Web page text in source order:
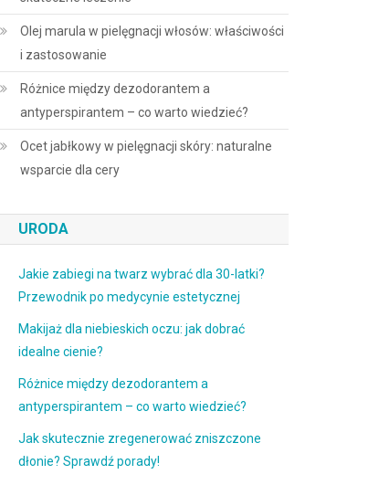
Olej marula w pielęgnacji włosów: właściwości
i zastosowanie
Różnice między dezodorantem a
antyperspirantem – co warto wiedzieć?
Ocet jabłkowy w pielęgnacji skóry: naturalne
wsparcie dla cery
URODA
Jakie zabiegi na twarz wybrać dla 30-latki?
Przewodnik po medycynie estetycznej
Makijaż dla niebieskich oczu: jak dobrać
idealne cienie?
Różnice między dezodorantem a
antyperspirantem – co warto wiedzieć?
Jak skutecznie zregenerować zniszczone
dłonie? Sprawdź porady!